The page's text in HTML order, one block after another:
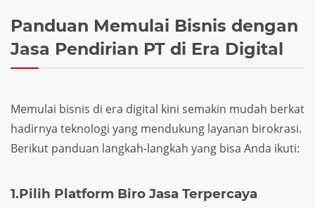
Panduan Memulai Bisnis dengan
Jasa Pendirian PT di Era Digital
Memulai bisnis di era digital kini semakin mudah berkat
hadirnya teknologi yang mendukung layanan birokrasi.
Berikut panduan langkah-langkah yang bisa Anda ikuti:
1.Pilih Platform Biro Jasa Terpercaya